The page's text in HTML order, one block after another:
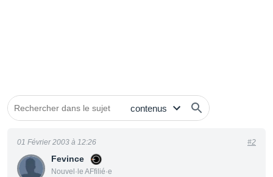
Fevince
Nouvel·le AFfilié·e
01 Février 2003 à 12:26 #2